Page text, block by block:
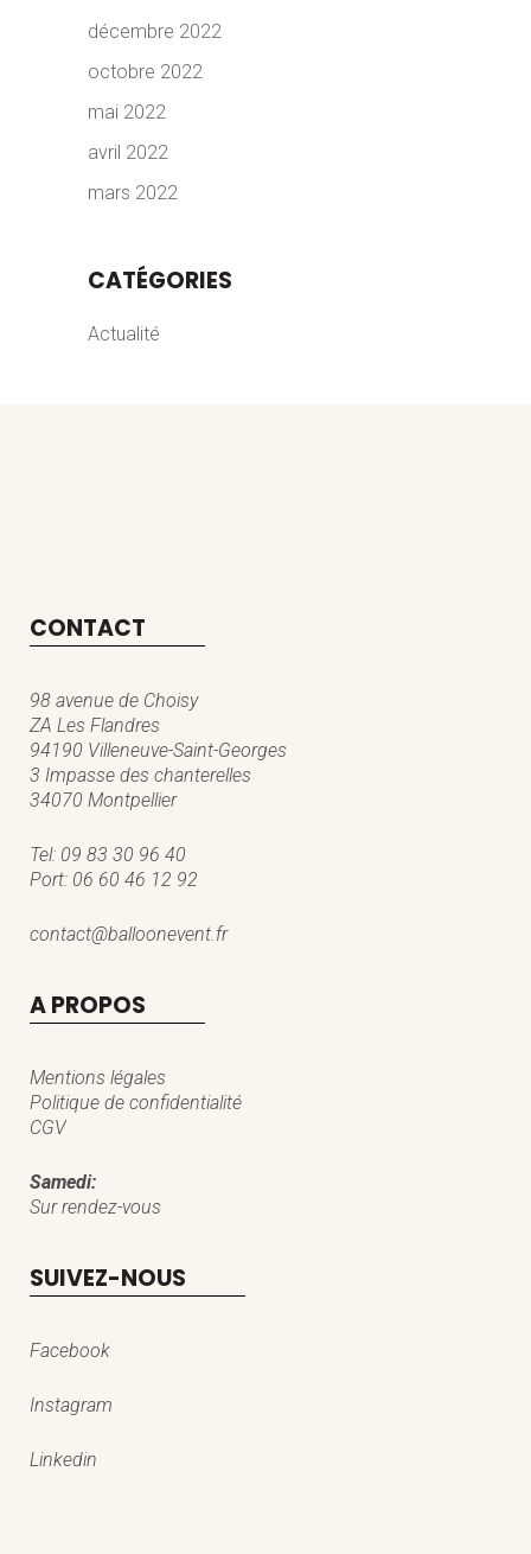
décembre 2022
octobre 2022
mai 2022
avril 2022
mars 2022
CATÉGORIES
Actualité
CONTACT
98 avenue de Choisy
ZA Les Flandres
94190 Villeneuve-Saint-Georges
3 Impasse des chanterelles
34070 Montpellier
Tel: 09 83 30 96 40
Port: 06 60 46 12 92
contact@balloonevent.fr
A PROPOS
Mentions légales
Politique de confidentialité
CGV
Samedi:
Sur rendez-vous
SUIVEZ-NOUS
Facebook
Instagram
Linkedin